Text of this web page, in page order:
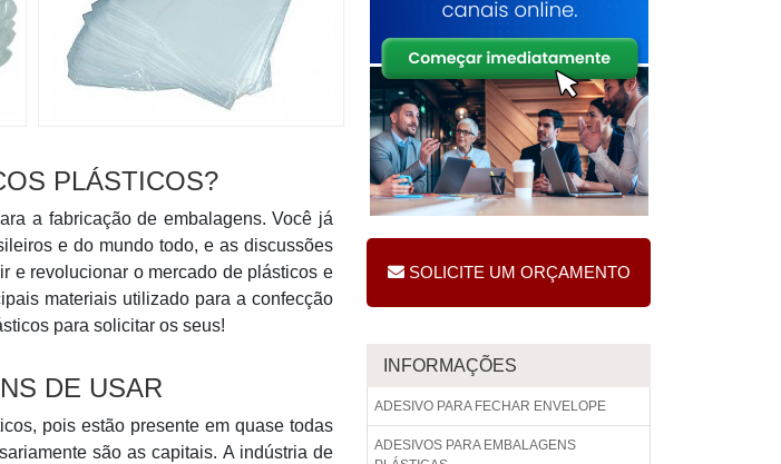
PLÁSTICOS?
a fabricação de embalagens. Você já
e do mundo todo, e as discussões
e revolucionar o mercado de plásticos e
materiais utilizado para a confecção
para solicitar os seus!
DE USAR
pois estão presente em quase todas
são as capitais. A indústria de
SOLICITE UM ORÇAMENTO
INFORMAÇÕES
ADESIVO PARA FECHAR ENVELOPE
ADESIVOS PARA EMBALAGENS